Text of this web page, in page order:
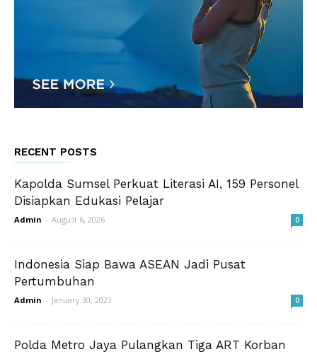
RECENT POSTS
Kapolda Sumsel Perkuat Literasi AI, 159 Personel
Disiapkan Edukasi Pelajar
Admin - August 6, 2026 0
Indonesia Siap Bawa ASEAN Jadi Pusat
Pertumbuhan
Admin - January 30, 2023 0
Polda Metro Jaya Pulangkan Tiga ART Korban